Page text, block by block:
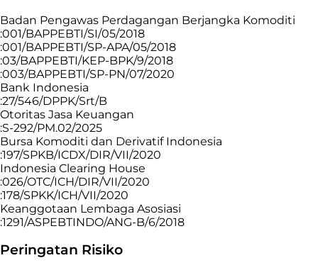
Badan Pengawas Perdagangan Berjangka Komoditi
:001/BAPPEBTI/SI/05/2018
:001/BAPPEBTI/SP-APA/05/2018
:03/BAPPEBTI/KEP-BPK/9/2018
:003/BAPPEBTI/SP-PN/07/2020
Bank Indonesia
:27/546/DPPK/Srt/B
Otoritas Jasa Keuangan
:S-292/PM.02/2025
Bursa Komoditi dan Derivatif Indonesia
:197/SPKB/ICDX/DIR/VII/2020
Indonesia Clearing House
:026/OTC/ICH/DIR/VII/2020
:178/SPKK/ICH/VII/2020
Keanggotaan Lembaga Asosiasi
:1291/ASPEBTINDO/ANG-B/6/2018
Peringatan Risiko